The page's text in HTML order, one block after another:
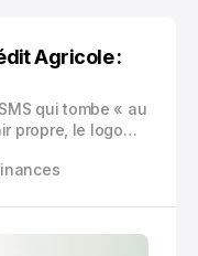
Agricole :
qui tombe « au
propre, le logo
cliquer, si ton